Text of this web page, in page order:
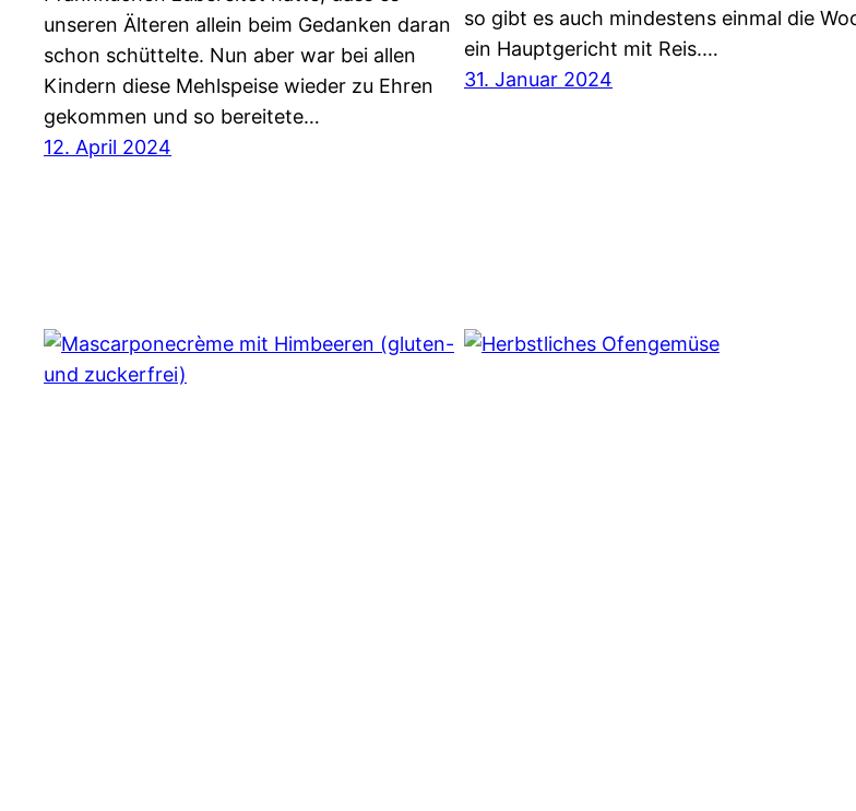
unseren Älteren allein beim Gedanken daran
schon schüttelte. Nun aber war bei allen
Kindern diese Mehlspeise wieder zu Ehren
gekommen und so bereitete…
12. April 2024
so gibt es auch mindestens einmal die
ein Hauptgericht mit Reis.…
31. Januar 2024